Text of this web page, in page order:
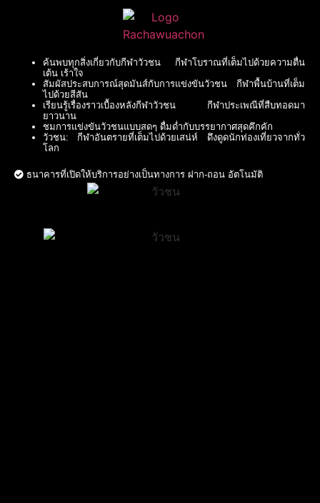
ค้นพบทุกสิ่งเกี่ยวกับกีฬาวัวชน กีฬาโบราณที่เต็มไปด้วยความตื่น
เต้น เร้าใจ
สัมผัสประสบการณ์สุดมันส์กับการแข่งขันวัวชน กีฬาพื้นบ้านที่เต็ม
ไปด้วยสีสัน
เรียนรู้เรื่องราวเบื้องหลังกีฬาวัวชน กีฬาประเพณีที่สืบทอดมา
ยาวนาน
ชมการแข่งขันวัวชนแบบสดๆ ดื่มด่ำกับบรรยากาศสุดคึกคัก
วัวชน: กีฬาอันตรายที่เต็มไปด้วยเสน่ห์ ดึงดูดนักท่องเที่ยวจากทั่ว
โลก
ธนาคารที่เปิดให้บริการอย่างเป็นทางการ ฝาก-ถอน อัตโนมัติ